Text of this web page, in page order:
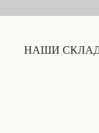
НАШИ